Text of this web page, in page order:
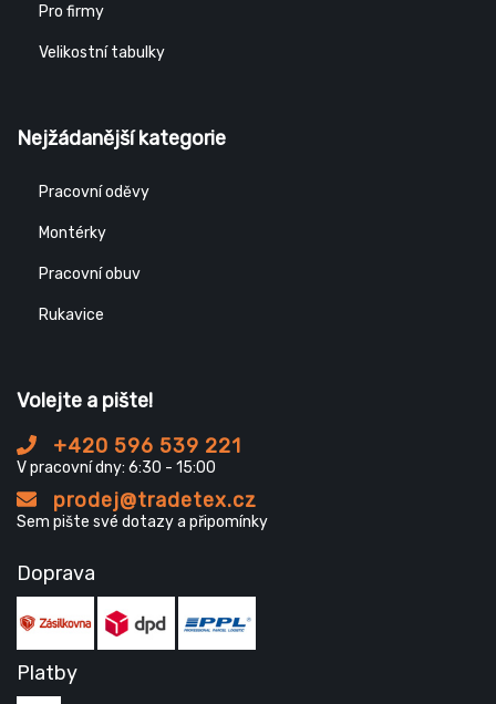
Pro firmy
Velikostní tabulky
Nejžádanější kategorie
Pracovní oděvy
Montérky
Pracovní obuv
Rukavice
Volejte a pište!
+420 596 539 221
V pracovní dny: 6:30 - 15:00
prodej@tradetex.cz
Sem pište své dotazy a připomínky
Doprava
Platby